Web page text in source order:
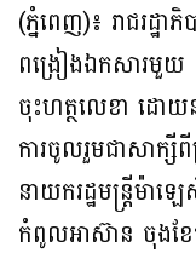
(ភ្នំពេញ)៖ រាជរដ្ឋ
ពង្រៀងឯកសារមួយ
ចុះហត្ថលេខា ដោយ
ការចូលរួមជាសាក្សី
នាយករដ្ឋមន្រ្តីម៉ា
កំពូលអាស៊ាន ចុងខ